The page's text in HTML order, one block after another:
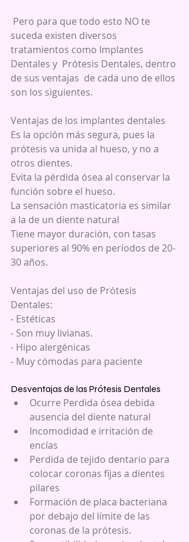
suceda existen diversos
tratamientos como Implantes
Dentales y  Prótesis Dentales, dentro
de sus ventajas  de cada uno de ellos
son los siguientes.
Ventajas de los implantes dentales
Es la opción más segura, pues la
prótesis va unida al hueso, y no a
otros dientes.
Evita la pérdida ósea al conservar la
función sobre el hueso.
La sensación masticatoria es similar
a la de un diente natural
Tiene mayor duración, con tasas
superiores al 90% en períodos de 20-
30 años.
Ventajas del uso de Prótesis
Dentales:
- Estéticas
- Son muy livianas.
- Hipo alergénicas
- Muy cómodas para paciente
Desventajas de las Prótesis Dentales
Ocurre Perdida ósea debida
ausencia del diente natural
Incomodidad e irritación de
encías
Perdida de tejido dentario para
colocar coronas fijas a dientes
pilares
Formación de placa bacteriana
por debajo del límite de las
coronas de la prótesis.